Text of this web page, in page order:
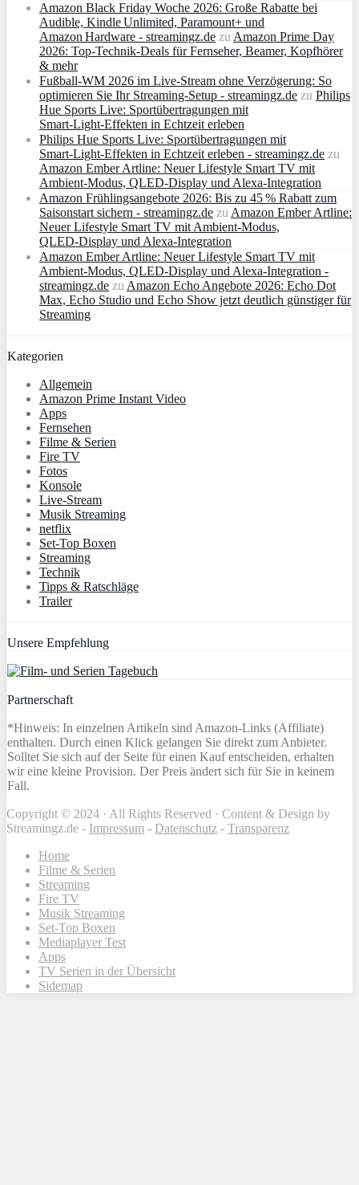
Amazon Black Friday Woche 2026: Große Rabatte bei
Audible, Kindle Unlimited, Paramount+ und
Amazon Hardware - streamingz.de zuAmazon Prime Day
2026: Top-Technik-Deals für Fernseher, Beamer, Kopfhörer
& mehr
Fußball-WM 2026 im Live-Stream ohne Verzögerung: So
optimieren Sie Ihr Streaming-Setup - streamingz.de zu Philips
Hue Sports Live: Sportübertragungen mit
Smart‑Light‑Effekten in Echtzeit erleben
Philips Hue Sports Live: Sportübertragungen mit
Smart‑Light‑Effekten in Echtzeit erleben - streamingz.de zu
Amazon Ember Artline: Neuer Lifestyle Smart TV mit
Ambient‑Modus, QLED‑Display und Alexa‑Integration
Amazon Frühlingsangebote 2026: Bis zu 45 % Rabatt zum
Saisonstart sichern - streamingz.de zuAmazon Ember Artline:
Neuer Lifestyle Smart TV mit Ambient‑Modus,
QLED‑Display und Alexa‑Integration
Amazon Ember Artline: Neuer Lifestyle Smart TV mit
Ambient‑Modus, QLED‑Display und Alexa‑Integration -
streamingz.de zuAmazon Echo Angebote 2026: Echo Dot
Max, Echo Studio und Echo Show jetzt deutlich günstiger für
Streaming
Kategorien
Allgemein
Amazon Prime Instant Video
Apps
Fernsehen
Filme & Serien
Fire TV
Fotos
Konsole
Live-Stream
Musik Streaming
netflix
Set-Top Boxen
Streaming
Technik
Tipps & Ratschläge
Trailer
Unsere Empfehlung
Partnerschaft
*Hinweis: In einzelnen Artikeln sind Amazon-Links (Affiliate)
enthalten. Durch einen Klick gelangen Sie direkt zum Anbieter.
Solltet Sie sich auf der Seite für einen Kauf entscheiden, erhalten
wir eine kleine Provision. Der Preis ändert sich für Sie in keinem
Fall.
Copyright © 2024 · All Rights Reserved · Content & Design by
Streamingz.de - Impressum - Datenschutz - Transparenz
Home
Filme & Serien
Streaming
Fire TV
Musik Streaming
Set-Top Boxen
Mediaplayer Test
Apps
TV Serien in der Übersicht
Sidemap